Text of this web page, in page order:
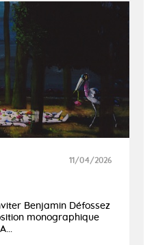
11/04/2026
Benjamin Défossez
monographique